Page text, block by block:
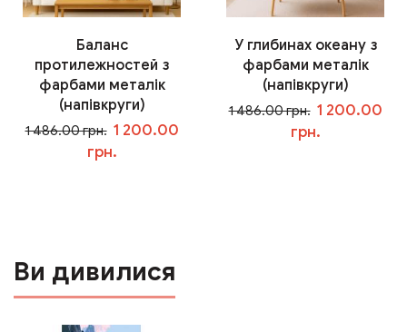
Баланс
протилежностей з
фарбами металік
(напівкруги)
1 486.00 грн. 1 200.00
грн.
У глибинах океану з
фарбами металік
(напівкруги)
1 486.00 грн. 1 200.00
грн.
Ви дивилися